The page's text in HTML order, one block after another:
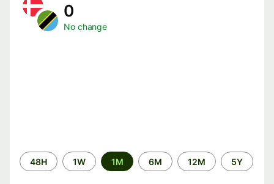
0
No change
Time
period
48H 1W 1M 6M 12M 5Y